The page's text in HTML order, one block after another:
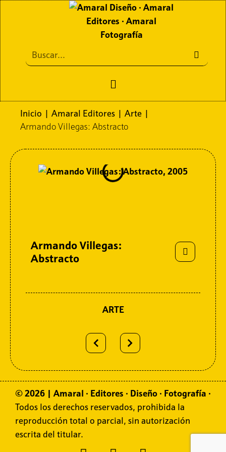
Inicio
Amaral Editores
Amaral Diseño
Sitemap
Inicio | Amaral Editores | Arte |
Armando Villegas: Abstracto
Armando Villegas:
Abstracto
ARTE
© 2026 | Amaral · Editores · Diseño · Fotografía ·
Todos los derechos reservados, prohibida la
reproducción total o parcial, sin autorización
escrita del titular.